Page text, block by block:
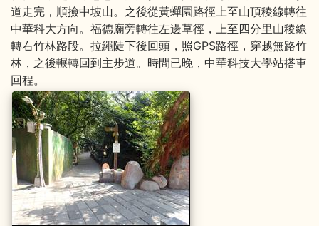
道走完，順撿中坡山。之後從黃蟬園路徑上至山頂稜線轉往
中華科大方向。福德廟旁轉往左邊草徑，上至四分里山稜線
轉右竹林路段。拉繩陡下後回頭，照GPS路徑，穿越無路竹
林，之後輾轉回到主步道。時間已晚，中華科技大學站搭車
回程。